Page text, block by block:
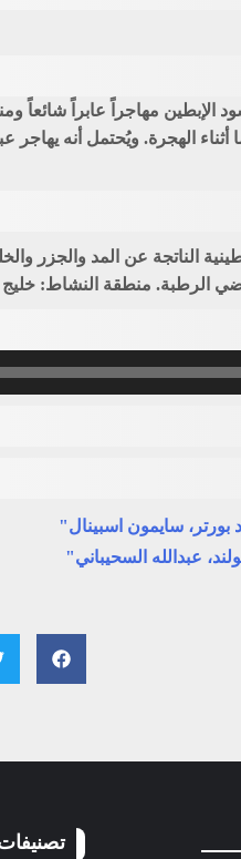
الإبطين مهاجراً عابراً شائعاً
أثناء الهجرة. ويُحتمل أنه
الناتجة عن المد والجزر
الرطبة. منطقة النشاط: خليج
سايمون اسبينال"
عبدالله السحيباني"